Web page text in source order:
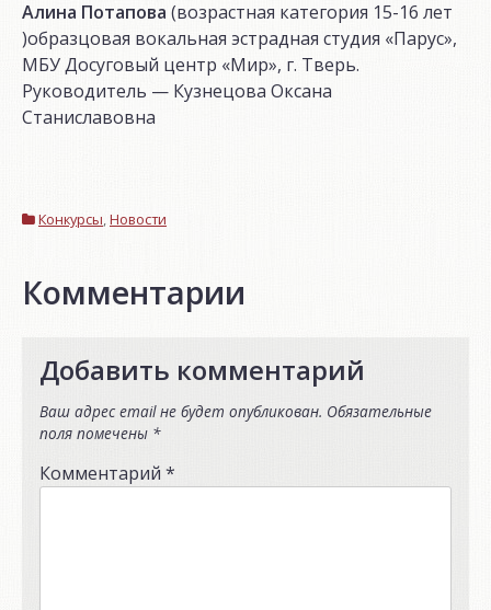
Алина Потапова (возрастная категория 15-16 лет
)образцовая вокальная эстрадная студия «Парус»,
МБУ Досуговый центр «Мир», г. Тверь.
Руководитель — Кузнецова Оксана
Станиславовна
Конкурсы,Новости
Комментарии
Добавить комментарий
Ваш адрес email не будет опубликован. Обязательные
поля помечены *
Комментарий *